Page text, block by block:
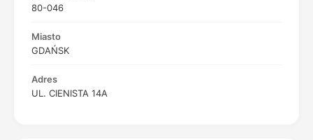
80-046
Miasto
GDAŃSK
Adres
UL. CIENISTA 14A